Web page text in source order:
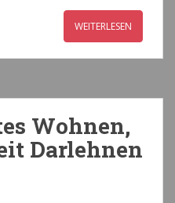
WEITERLESEN
Wohnen,
Darlehnen